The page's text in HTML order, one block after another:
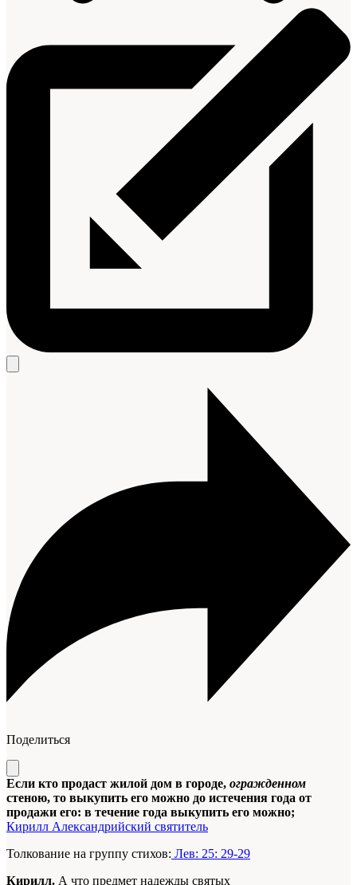
Поделиться
Если кто продаст жилой дом в городе, огражденном
стеною, то выкупить его можно до истечения года от
продажи его: в течение года выкупить его можно;
Кирилл Александрийский святитель
Толкование на группу стихов: Лев: 25: 29-29
Кирилл. А что предмет надежды святых